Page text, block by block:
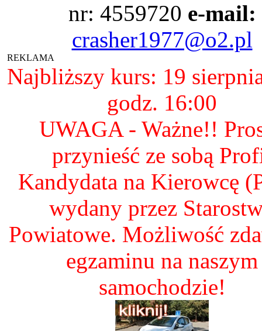
nr: 4559720 e-mail:
crasher1977@o2.pl
REKLAMA
Najbliższy kurs: 19
godz. 16:00
UWAGA - Ważne!!
przynieść ze sobą
Kandydata na Kierowcę
wydany przez
Powiatowe. Możliwość
egzaminu na naszym
samochodzie!